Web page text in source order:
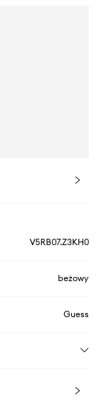
V5RB07.Z3KH0
beżowy
Guess